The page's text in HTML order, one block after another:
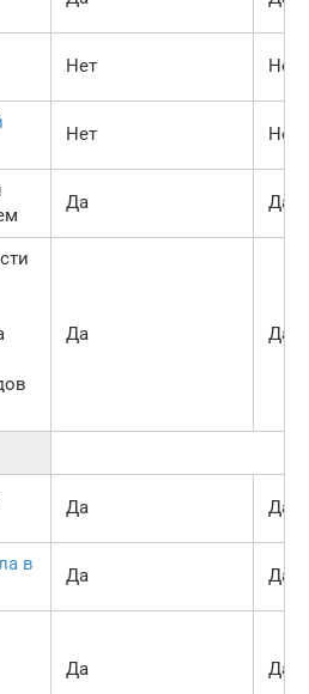
Нет Нет
Нет Нет
Да Да
Да Да
Да Да
в
Да Да
Да Да